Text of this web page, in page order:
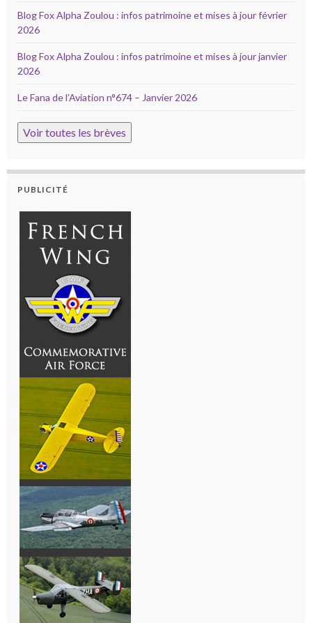
Blog Fox Alpha Zoulou : infos patrimoine et mises à jour février
2026
Blog Fox Alpha Zoulou : infos patrimoine et mises à jour janvier
2026
Le Fana de l’Aviation n°674 – Janvier 2026
Voir toutes les brèves
PUBLICITÉ